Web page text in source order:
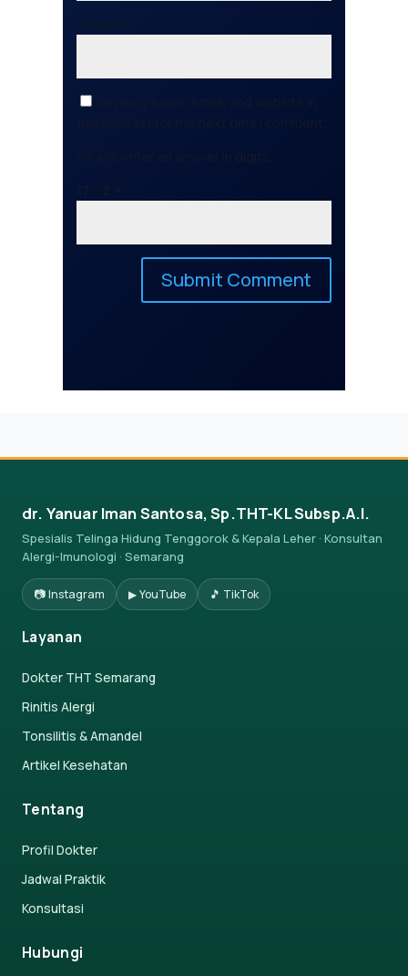
dr. Yanuar Iman Santosa, Sp.THT-KL Subsp.A.I.
Spesialis Telinga Hidung Tenggorok & Kepala Leher · Konsultan
Alergi-Imunologi · Semarang
📷 Instagram ▶ YouTube 🎵 TikTok
Layanan
Dokter THT Semarang
Rinitis Alergi
Tonsilitis & Amandel
Artikel Kesehatan
Tentang
Profil Dokter
Jadwal Praktik
Konsultasi
Hubungi